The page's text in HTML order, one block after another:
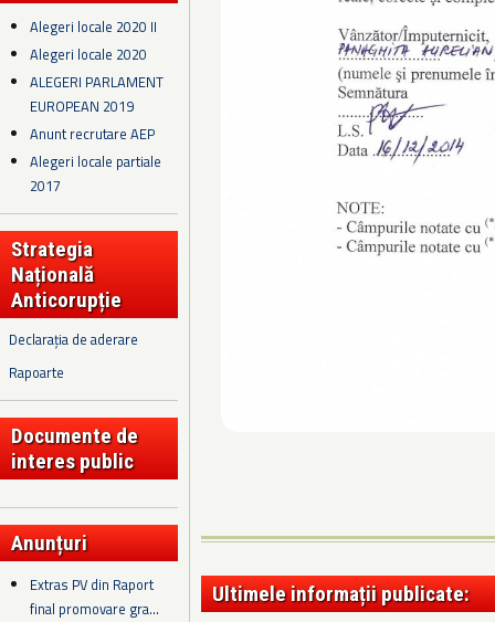
Alegeri locale 2020 II
Alegeri locale 2020
ALEGERI PARLAMENT
EUROPEAN 2019
Anunt recrutare AEP
Alegeri locale partiale
2017
Strategia
Națională
Anticorupție
Declarația de aderare
Rapoarte
Documente de
interes public
Anunțuri
Extras PV din Raport
final promovare gra...
Ultimele informații publicate: